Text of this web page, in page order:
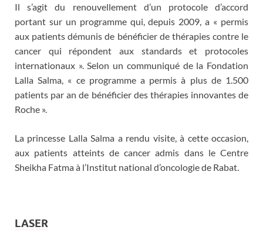
Il s’agit du renouvellement d’un protocole d’accord
portant sur un programme qui, depuis 2009, a « permis
aux patients démunis de bénéficier de thérapies contre le
cancer qui répondent aux standards et protocoles
internationaux ». Selon un communiqué de la Fondation
Lalla Salma, « ce programme a permis à plus de 1.500
patients par an de bénéficier des thérapies innovantes de
Roche ».
La princesse Lalla Salma a rendu visite, à cette occasion,
aux patients atteints de cancer admis dans le Centre
Sheikha Fatma à l’Institut national d’oncologie de Rabat.
LASER